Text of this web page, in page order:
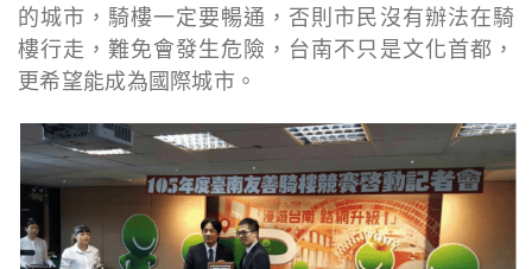
的城市，騎樓一定要暢通，否則市民沒有辦法在騎
樓行走，難免會發生危險，台南不只是文化首都，
更希望能成為國際城市。